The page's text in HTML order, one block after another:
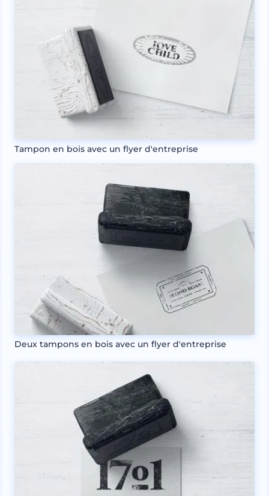
Tampon en bois avec un flyer d'entreprise
Deux tampons en bois avec un flyer d'entreprise